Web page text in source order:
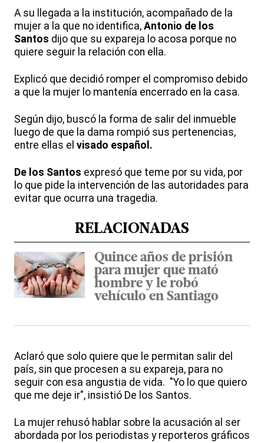
A su llegada a la institución, acompañado de la
mujer a la que no identifica, Antonio de los
Santos dijo que su expareja lo acosa porque no
quiere seguir la relación con ella.
Explicó que decidió romper el compromiso debido
a que la mujer lo mantenía encerrado en la casa.
Según dijo, buscó la forma de salir del inmueble
luego de que la dama rompió sus pertenencias,
entre ellas el visado español.
De los Santos expresó que teme por su vida, por
lo que pide la intervención de las autoridades para
evitar que ocurra una tragedia.
RELACIONADAS
Quince años de prisión
para mujer que mató
hombre y le robó
vehículo en Santiago
Aclaró que solo quiere que le permitan salir del
país, sin que procesen a su expareja, para no
seguir con esa angustia de vida. "Yo lo que quiero
que me deje ir", insistió De los Santos.
La mujer rehusó hablar sobre la acusación al ser
abordada por los periodistas y reporteros gráficos